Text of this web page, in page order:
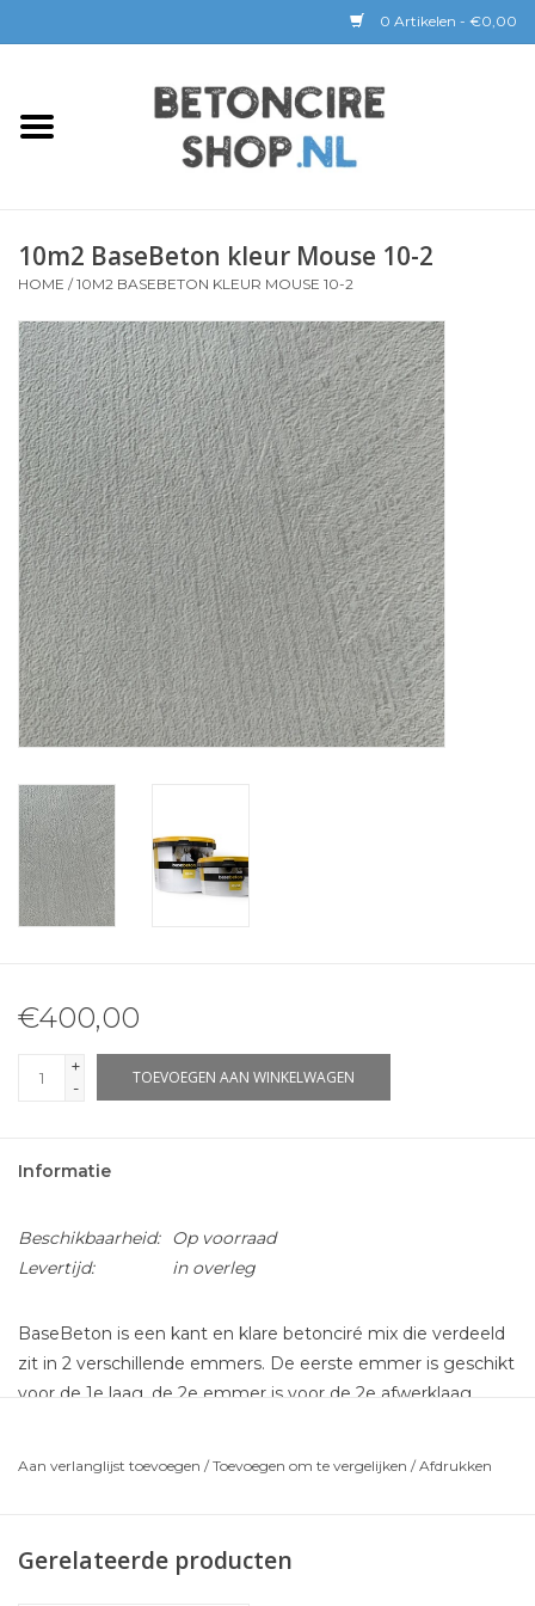
0 Artikelen - €0,00
Home
BaseBeton | Kant & Klaar
Sichtbeton
GEREEDSCHAP &
COATINGS
Verwerking
10m2 BaseBeton kleur Mouse 10-2
HOME /10M2 BASEBETON KLEUR MOUSE 10-2
€400,00
+
-
TOEVOEGEN AAN WINKELWAGEN
Informatie
Beschikbaarheid:
Op voorraad
Levertijd:
in overleg
BaseBeton is een kant en klare betonciré mix die verdeeld
zit in 2 verschillende emmers. De eerste emmer is geschikt
voor de 1e laag, de 2e emmer is voor de 2e afwerklaag.
2
Wat krijgt u in dit pakket:
Aan verlanglijst toevoegen /Toevoegen om te vergelijken /Afdrukken
Gerelateerde producten